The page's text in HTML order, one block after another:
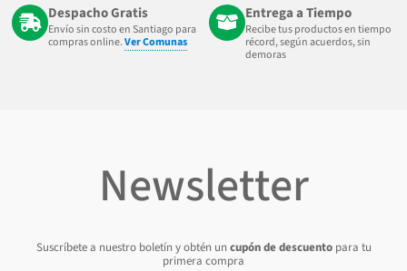
Despacho Gratis
Envío sin costo en Santiago para
compras online.Ver Comunas
Entrega a Tiempo
Recibe tus productos en tiempo
récord, según acuerdos, sin
demoras
Newsletter
Suscríbete a nuestro boletín y obtén un cupón de descuentopara tu
primera compra